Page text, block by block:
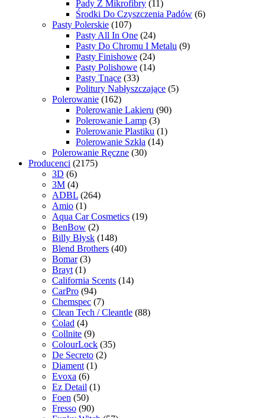
Pady Z Mikrofibry (11)
Środki Do Czyszczenia Padów (6)
Pasty Polerskie (107)
Pasty All In One (24)
Pasty Do Chromu I Metalu (9)
Pasty Finishowe (24)
Pasty Polishowe (14)
Pasty Tnące (33)
Politury Nabłyszczające (5)
Polerowanie (162)
Polerowanie Lakieru (90)
Polerowanie Lamp (3)
Polerowanie Plastiku (1)
Polerowanie Szkła (14)
Polerowanie Ręczne (30)
Producenci (2175)
3D (6)
3M (4)
ADBL (264)
Amio (1)
Aqua Car Cosmetics (19)
BenBow (2)
Billy Błysk (148)
Blend Brothers (40)
Bomar (3)
Brayt (1)
California Scents (14)
CarPro (94)
Chemspec (7)
Clean Tech / Cleantle (88)
Colad (4)
Collnite (9)
ColourLock (35)
De Secreto (2)
Diament (1)
Evoxa (6)
Ez Detail (1)
Foen (50)
Fresso (90)